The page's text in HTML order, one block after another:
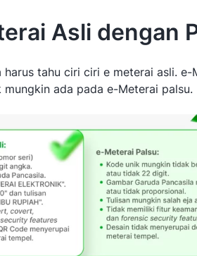
Asli dengan
tahu ciri ciri e meterai asli. e-
ada pada e-Meterai palsu.